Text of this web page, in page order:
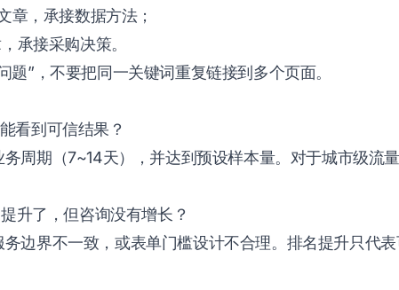
章，承接数据方法；
承接采购决策。
题”，不要把同一关键词重复链接到多个页面。
看到可信结果？
周期（7~14天），并达到预设样本量。对于城市级流
升了，但咨询没有增长？
边界不一致，或表单门槛设计不合理。排名提升只代